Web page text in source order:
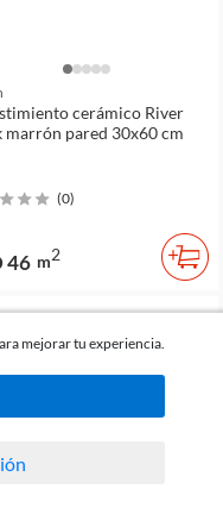
cerámico River
marrón pared 30x60 cm
(0)
46 m2
mejorar tu experiencia.